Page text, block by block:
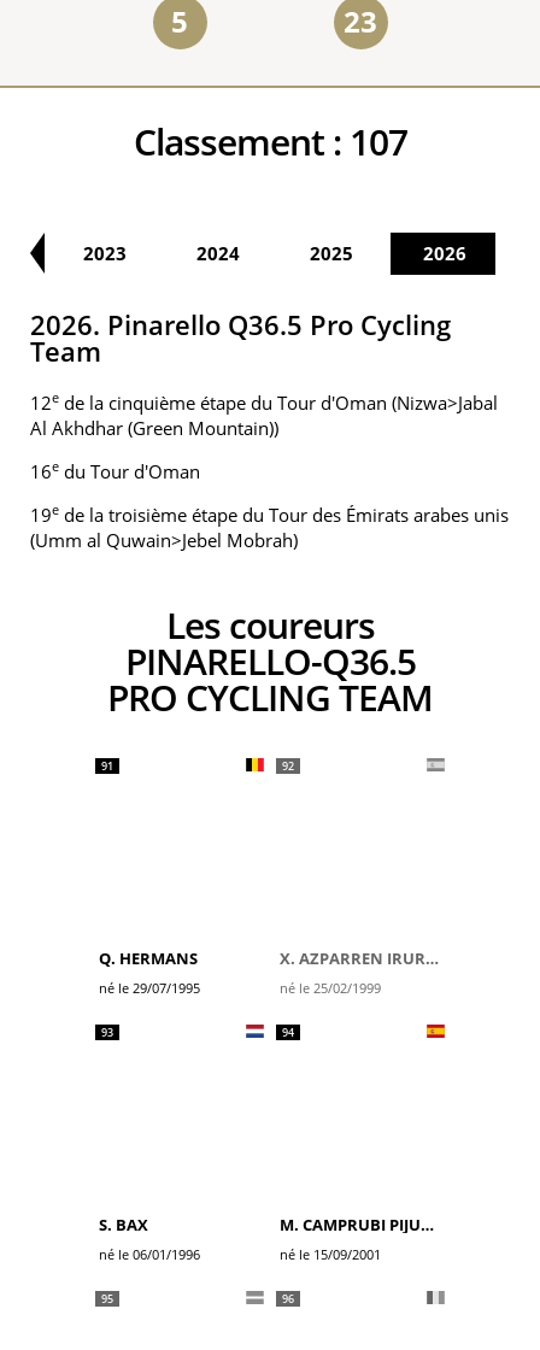
5 23
Classement : 107
2023 2024 2025 2026
2026. Pinarello Q36.5 Pro Cycling
Team
12e de la cinquième étape du Tour d'Oman (Nizwa>Jabal
Al Akhdhar (Green Mountain))
16e du Tour d'Oman
19e de la troisième étape du Tour des Émirats arabes unis
(Umm al Quwain>Jebel Mobrah)
Les coureurs
PINARELLO-Q36.5
PRO CYCLING TEAM
91
Q. HERMANS
né le 29/07/1995
92
X. AZPARREN IRURZUN
né le 25/02/1999
93
S. BAX
né le 06/01/1996
94
M. CAMPRUBI PIJUAN
né le 15/09/2001
95 96